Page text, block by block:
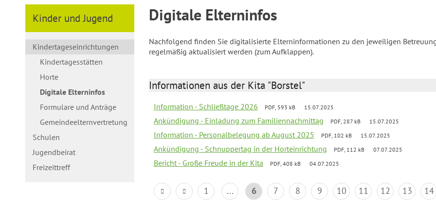
Kinder und Jugend
Kindertageseinrichtungen
Kindertagesstätten
Horte
Digitale Elterninfos
Formulare und Anträge
Gemeindeelternvertretung
Schulen
Jugendbeirat
Freizeittreff
Digitale Elterninfos
Nachfolgend finden Sie digitalisierte Elterninformationen zu den jeweiligen
regelmäßig aktualisiert werden (zum Aufklappen).
Informationen aus der Kita "Borstel"
Information - Schließtage 2026 PDF, 593 kB 15.07.2025
Ankündigung - Einladung zum Familiennachmittag PDF, 287 kB 15.07.2025
Information - Personalbelegung ab August 2025 PDF, 102 kB 15.07.2025
Ankündigung - Schnuppertag in der Horteinrichtung PDF, 112 kB 07.07.2025
Bericht - Große Freude in der Kita PDF, 408 kB 04.07.2025
1 ... 6 7 8 9 10 11 12 13 14